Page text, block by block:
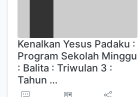
Kenalkan Yesus Padaku :
Program Sekolah Minggu
: Balita : Triwulan 3 :
Tahun …